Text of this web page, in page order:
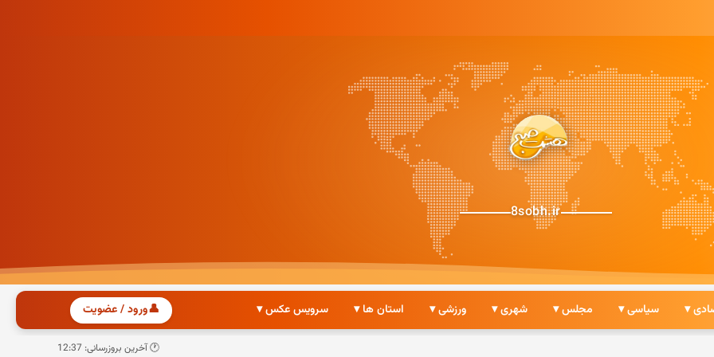
8sobh.ir
▾ سیاسی ▾ مجلس ▾ شهری ▾ ورزشی ▾ استان ها ▾ سرویس عکس ▾ 👤ورود / عضویت
🕐 آخرین بروزرسانی: 12:37